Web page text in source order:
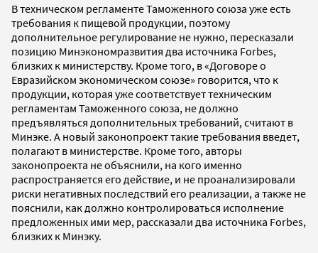
В техническом регламенте Таможенного союза уже есть
требования к пищевой продукции, поэтому
дополнительное регулирование не нужно, пересказали
позицию Минэкономразвития два источника Forbes,
близких к министерству. Кроме того, в «Договоре о
Евразийском экономическом союзе» говорится, что к
продукции, которая уже соответствует техническим
регламентам Таможенного союза, не должно
предъявляться дополнительных требований, считают в
Минэке. А новый законопроект такие требования введет,
полагают в министерстве. Кроме того, авторы
законопроекта не объяснили, на кого именно
распространяется его действие, и не проанализировали
риски негативных последствий его реализации, а также не
пояснили, как должно контролироваться исполнение
предложенных ими мер, рассказали два источника Forbes,
близких к Минэку.